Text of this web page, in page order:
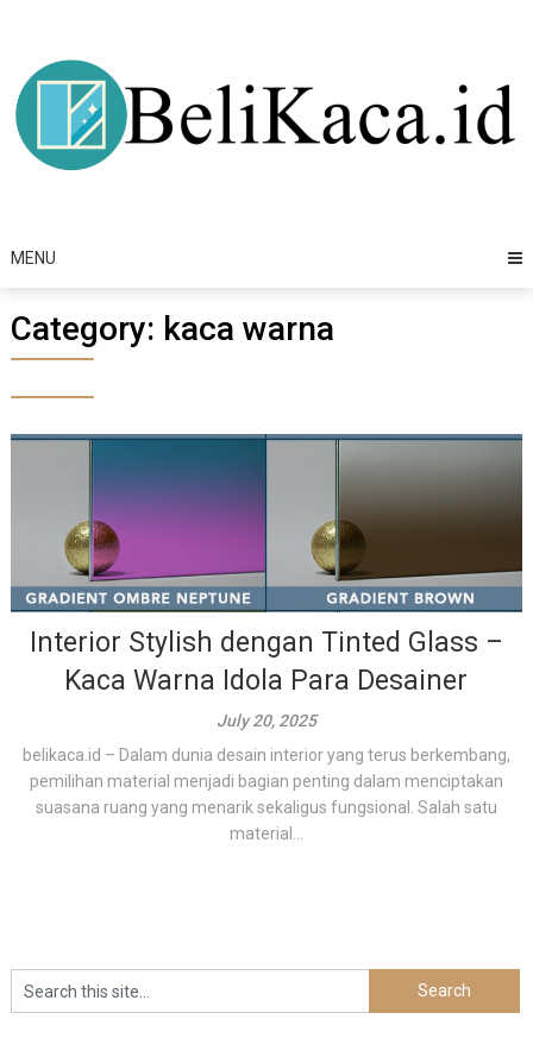
content
MENU
Category: kaca warna
Interior Stylish dengan Tinted Glass –
Kaca Warna Idola Para Desainer
July 20, 2025
belikaca.id – Dalam dunia desain interior yang terus berkembang,
pemilihan material menjadi bagian penting dalam menciptakan
suasana ruang yang menarik sekaligus fungsional. Salah satu
material...